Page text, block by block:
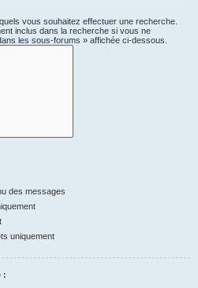
vous souhaitez effectuer une recherche.
inclus dans la recherche si vous ne
les sous-forums » affichée ci-dessous.
des messages
uniquement
: